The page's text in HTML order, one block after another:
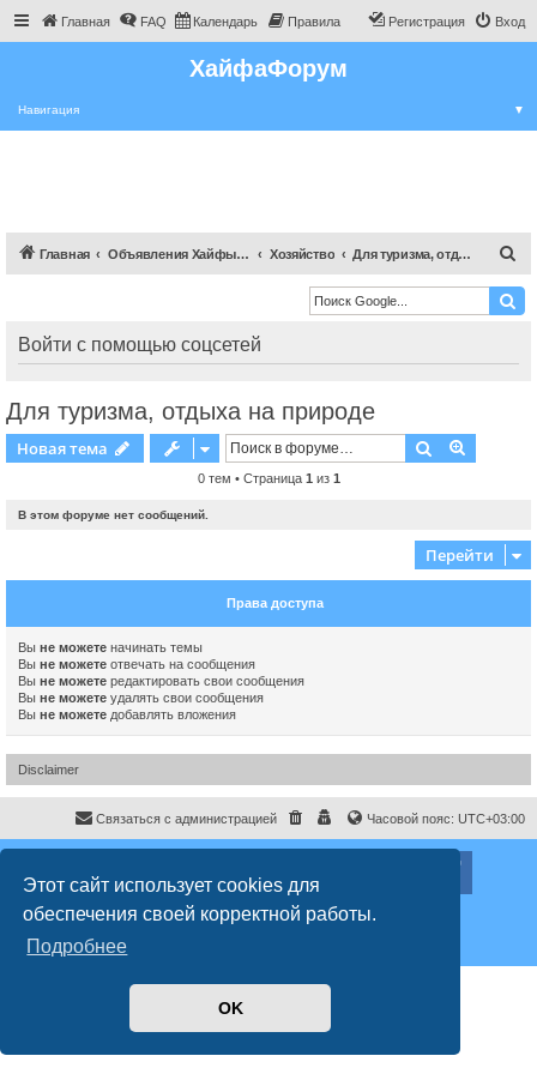
Этот сайт использует cookies для
обеспечения своей корректной работы.
Подробнее
OK
Главная FAQ Календарь Правила Вход
Регистрация
ХайфаФорум
Навигация ▼
Главная Объявления Хайфы и крайот Хозяйство Для туризма, отдыха на природе
и
к
Войти с помощью соцсетей
Для туризма, отдыха на природе
Новая тема Поиск
0 тем • Страница 1 из 1
В этом форуме нет сообщений.
Перейти
Права доступа
Вы не можете начинать темы
Вы не можете отвечать на сообщения
Вы не можете редактировать свои сообщения
Вы не можете удалять свои сообщения
Вы не можете добавлять вложения
Disclaimer
Часовой пояс: UTC+03:00
Связаться с администрацией
Создано на основеphpBB® Forum Software © phpBB Limited
Русская поддержка phpBB
Конфиденциальность